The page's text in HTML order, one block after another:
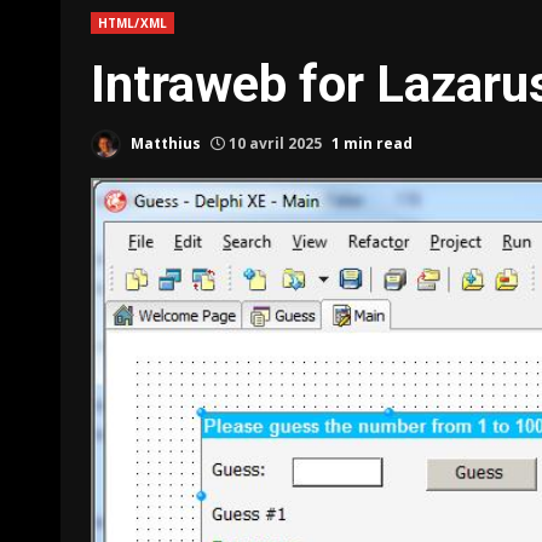
HTML/XML
Intraweb for
Matthius 10 avril 2025 1 min read